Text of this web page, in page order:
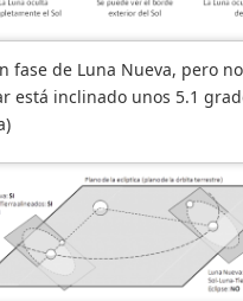
fase de Luna Nueva, pero
está inclinado unos 5.1